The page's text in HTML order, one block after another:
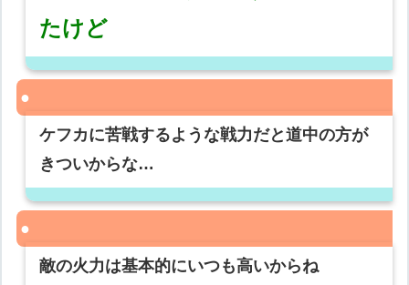
たけど
ケフカに苦戦するような戦力だと道中の方が
きついからな…
敵の火力は基本的にいつも高いからね